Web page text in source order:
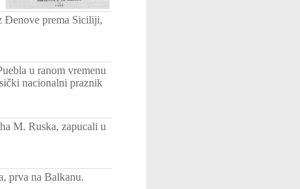
Đenove prema Siciliji,
u ranom vremenu
nacionalni praznik
M. Ruska, zapucali u
prva na Balkanu.